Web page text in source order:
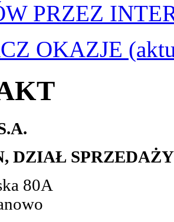
PRZEZ
OKAZJE
DZIAŁ SPRZEDAŻY
80A